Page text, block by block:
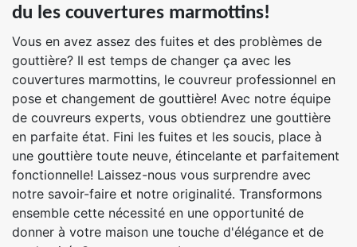
du les couvertures marmottins!
Vous en avez assez des fuites et des problèmes de
gouttière? Il est temps de changer ça avec les
couvertures marmottins, le couvreur professionnel en
pose et changement de gouttière! Avec notre équipe
de couvreurs experts, vous obtiendrez une gouttière
en parfaite état. Fini les fuites et les soucis, place à
une gouttière toute neuve, étincelante et parfaitement
fonctionnelle! Laissez-nous vous surprendre avec
notre savoir-faire et notre originalité. Transformons
ensemble cette nécessité en une opportunité de
donner à votre maison une touche d'élégance et de